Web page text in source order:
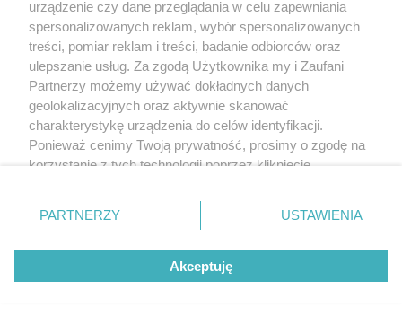
urządzenie czy dane przeglądania w celu zapewniania
spersonalizowanych reklam, wybór spersonalizowanych
treści, pomiar reklam i treści, badanie odbiorców oraz
ulepszanie usług. Za zgodą Użytkownika my i Zaufani
Partnerzy możemy używać dokładnych danych
geolokalizacyjnych oraz aktywnie skanować
charakterystykę urządzenia do celów identyfikacji.
Ponieważ cenimy Twoją prywatność, prosimy o zgodę na
korzystanie z tych technologii poprzez kliknięcie
zmienić/wycofać klikając przycisk ustawień prywatności
znajdujący się w lewym dolnym rogu strony
rodzaje przetwarzania danych nie wymagają zgody
użytkownika, ale masz prawo sprzeciwić się takiemu
przetwarzaniu. Preferencje będą miały zastosowanie tylko
PARTNERZY USTAWIENIA
Akceptuję